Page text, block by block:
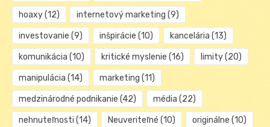
hoaxy(12) internetový marketing (9)
investovanie (9) inšpirácie (10) kancelária (13)
komunikácia (10) kritické myslenie (16) limity(20)
manipulácia (14) marketing (11)
medzinárodné podnikanie (42) média (22)
nehnuteľnosti (14) Neuveriteľné (10) originálne (10)